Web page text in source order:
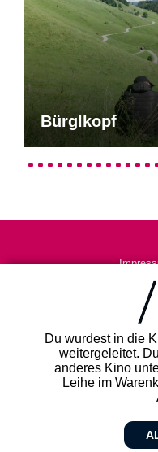
Du wurdest in die
weitergeleitet.
anderes Kino
Leihe im
Bürglkopf